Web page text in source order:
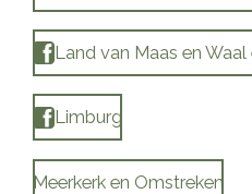
Land van Maas en
Limburg
Meerkerk en Omstreken